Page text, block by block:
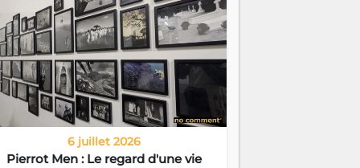
6 juillet 2026
Pierrot Men : Le regard d'une vie